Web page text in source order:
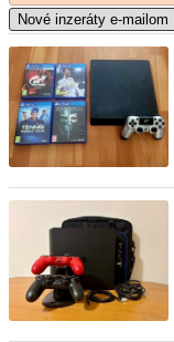
Nové inzeráty e-mailom